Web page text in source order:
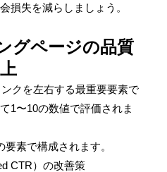
損失を減らしましょう。
グページの品質
クを左右する最重要要素で
1〜10の数値で評価されま
素で構成されます。
CTR）の改善策